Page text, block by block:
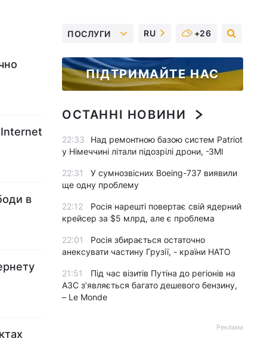
Internet
в
ПОСЛУГИ RU +26
ПІДТРИМАЙТЕ НАС
ОСТАННІ НОВИНИ
22:33
Над ремонтною базою систем Patriot
у Німеччині літали підозрілі дрони, -ЗМІ
22:31
У сумнозвісних Boeing-737 виявили
ще одну проблему
22:12
Росія нарешті повертає свій ядерний
крейсер за $5 млрд, але є проблема
22:01
Росія збирається остаточно
анексувати частину Грузії, - країни НАТО
21:51
Під час візитів Путіна до регіонів на
АЗС з’являється багато дешевого бензину,
– Le Monde
Реклама